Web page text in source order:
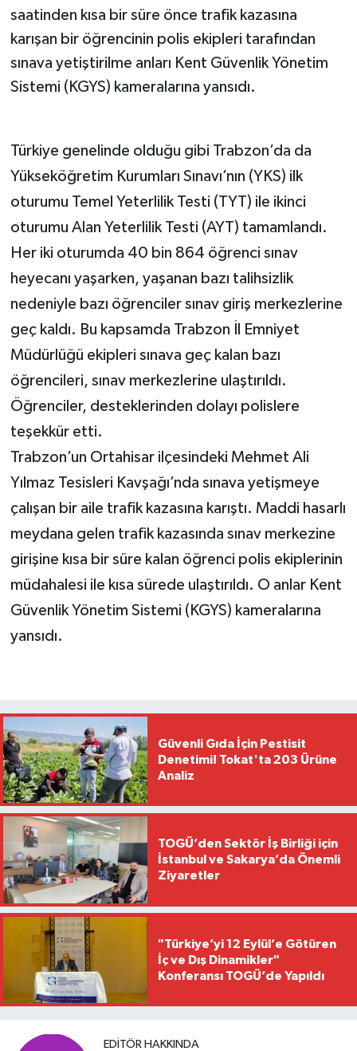
saatinden kısa bir süre önce trafik kazasına
karışan bir öğrencinin polis ekipleri tarafından
sınava yetiştirilme anları Kent Güvenlik Yönetim
Sistemi (KGYS) kameralarına yansıdı.
Türkiye genelinde olduğu gibi Trabzon’da da
Yükseköğretim Kurumları Sınavı’nın (YKS) ilk
oturumu Temel Yeterlilik Testi (TYT) ile ikinci
oturumu Alan Yeterlilik Testi (AYT) tamamlandı.
Her iki oturumda 40 bin 864 öğrenci sınav
heyecanı yaşarken, yaşanan bazı talihsizlik
nedeniyle bazı öğrenciler sınav giriş merkezlerine
geç kaldı. Bu kapsamda Trabzon İl Emniyet
Müdürlüğü ekipleri sınava geç kalan bazı
öğrencileri, sınav merkezlerine ulaştırıldı.
Öğrenciler, desteklerinden dolayı polislere
teşekkür etti.
Trabzon’un Ortahisar ilçesindeki Mehmet Ali
Yılmaz Tesisleri Kavşağı’nda sınava yetişmeye
çalışan bir aile trafik kazasına karıştı. Maddi hasarlı
meydana gelen trafik kazasında sınav merkezine
girişine kısa bir süre kalan öğrenci polis ekiplerinin
müdahalesi ile kısa sürede ulaştırıldı. O anlar Kent
Güvenlik Yönetim Sistemi (KGYS) kameralarına
yansıdı.
Güvenli Gıda İçin Pestisit
Denetimi! Tokat'ta 203 Ürüne
Analiz
TOGÜ’den Sektör İş Birliği için
İstanbul ve Sakarya’da Önemli
Ziyaretler
"Türkiye’yi 12 Eylül’e Götüren
İç ve Dış Dinamikler"
Konferansı TOGÜ’de Yapıldı
EDITÖR HAKKINDA